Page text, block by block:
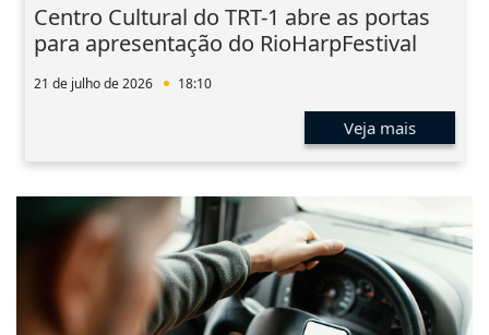
Centro Cultural do TRT-1 abre as portas
para apresentação do RioHarpFestival
21 de julho de 2026 18:10
Veja mais